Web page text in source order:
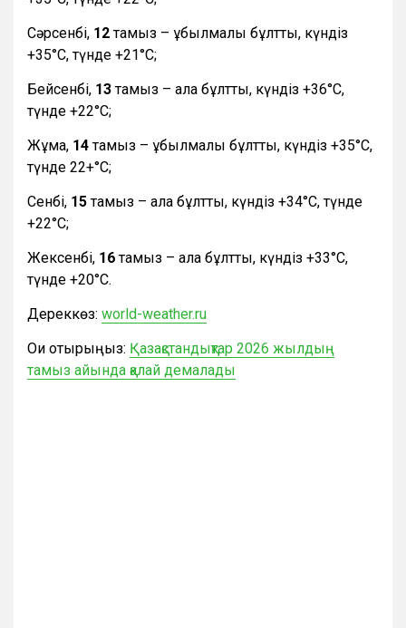
Сәрсенбі, 12тамыз – құбылмалы бұлтты, күндіз
+35°С, түнде +21°С;
Бейсенбі, 13тамыз – ала бұлтты, күндіз +36°С,
түнде +22°С;
Жұма, 14тамыз – құбылмалы бұлтты, күндіз +35°С,
түнде 22+°С;
Сенбі, 15тамыз – ала бұлтты, күндіз +34°С, түнде
+22°С;
Жексенбі, 16тамыз – ала бұлтты, күндіз +33°С,
түнде +20°С.
Дереккөз: world-weather.ru
Оқи отырыңыз: Қазақстандықтар 2026 жылдың
тамыз айында қалай демалады